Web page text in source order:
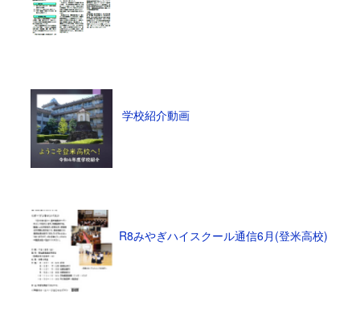
学校紹介動画
R8みやぎハイスクール通信6月(登米高校)